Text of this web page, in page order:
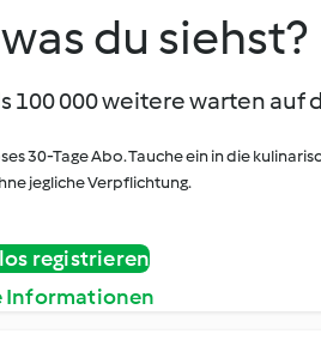
du siehst?
100 000 weitere warten auf
30-Tage Abo. Tauche ein in die
jegliche Verpflichtung.
registrieren
Informationen